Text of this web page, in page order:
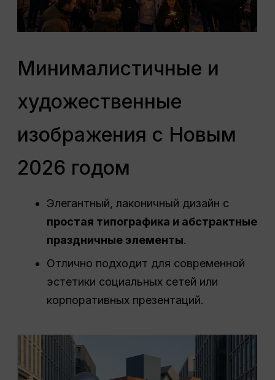
Минималистичные и
художественные
изображения с Новым
2026 годом
Элегантный, лаконичный дизайн с
простая типографика и абстрактные
праздничные элементы.
Отлично подходит для современной
эстетики социальных сетей или
корпоративных презентаций.